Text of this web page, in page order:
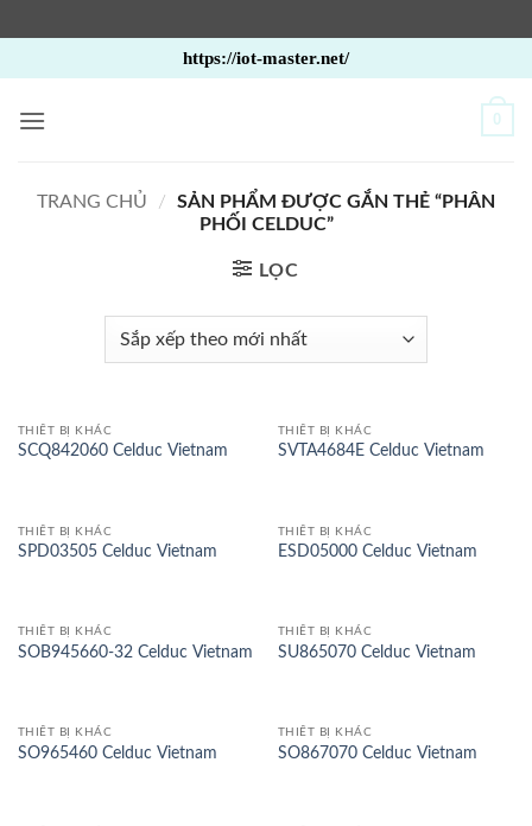
qua
nội
https://iot-master.net/
0
TRANG CHỦ /
SẢN PHẨM ĐƯỢC GẮN THẺ “PHÂN
PHỐI CELDUC”
LỌC
THIẾT BỊ KHÁC
SCQ842060 Celduc Vietnam
THIẾT BỊ KHÁC
SVTA4684E Celduc Vietnam
THIẾT BỊ KHÁC
SPD03505 Celduc Vietnam
THIẾT BỊ KHÁC
ESD05000 Celduc Vietnam
THIẾT BỊ KHÁC
SOB945660-32 Celduc Vietnam
THIẾT BỊ KHÁC
SU865070 Celduc Vietnam
THIẾT BỊ KHÁC
SO965460 Celduc Vietnam
THIẾT BỊ KHÁC
SO867070 Celduc Vietnam